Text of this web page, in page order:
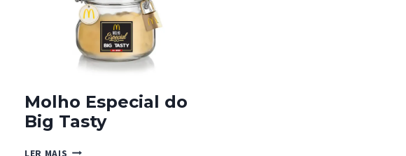
Molho Especial do
Big Tasty
LER MAIS MOLHO